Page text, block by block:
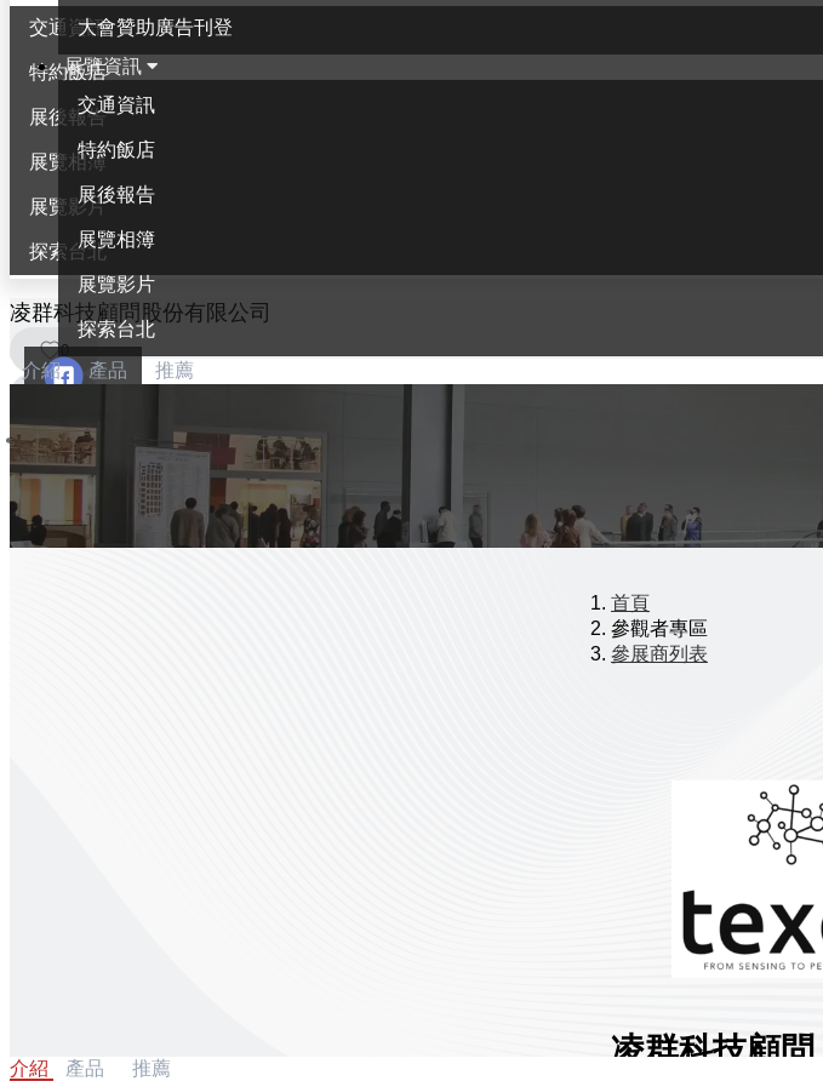
大會贊助廣告刊登
展覽資訊
交通資訊
特約飯店
展後報告
展覽相簿
展覽影片
探索台北
交通資訊
特約飯店
展後報告
展覽相簿
展覽影片
探索台北
凌群科技顧問股份有限公司
0
介紹 產品 推薦
首頁
參觀者專區
參展商列表
凌群科技顧問
介紹 產品 推薦